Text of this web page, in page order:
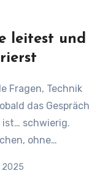
leitest und
das Gespräch
ist… schwierig.
ohne…
2025